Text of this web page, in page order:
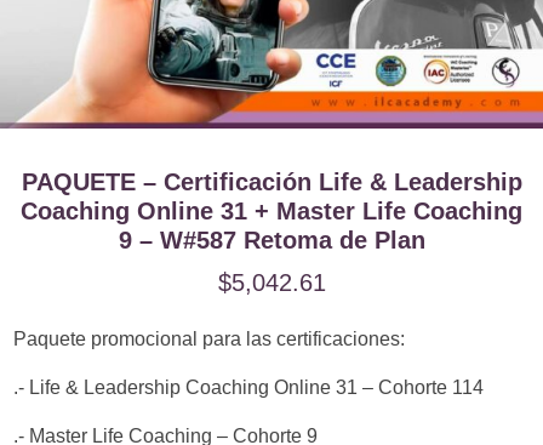
PAQUETE – Certificación Life & Leadership
Coaching Online 31 + Master Life Coaching
9 – W#587 Retoma de Plan
$5,042.61
Paquete promocional para las certificaciones:
.- Life & Leadership Coaching Online 31 – Cohorte 114
.- Master Life Coaching – Cohorte 9